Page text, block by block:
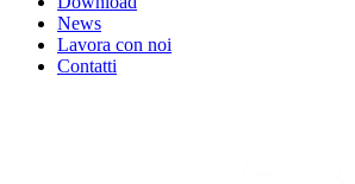
News
Lavora con noi
Contatti